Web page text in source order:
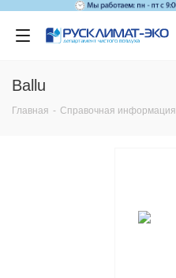
Ballu
Главная - Справочная информация